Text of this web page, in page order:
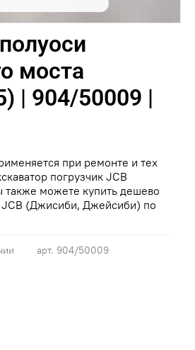
арт. 904/50009
моста
| 904/50009 |
при ремонте и тех
погрузчик JCB
также можете купить дешево
JCB (Джисиби, Джейсиби) по